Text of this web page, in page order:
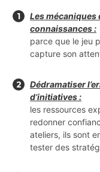
Les mécaniques
connaissances :
parce que le jeu
capture son
Dédramatiser
d’initiatives :
les ressources
redonner
ateliers, ils sont
tester des